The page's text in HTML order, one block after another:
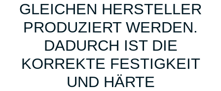
GLEICHEN HERSTELLER
PRODUZIERT WERDEN.
DADURCH IST DIE
KORREKTE FESTIGKEIT
UND HÄRTE